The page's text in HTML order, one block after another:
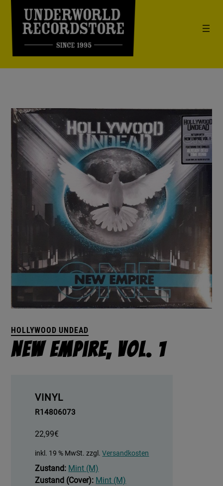
HOLLYWOOD UNDEAD
New Empire, Vol. 1
VINYL
R14806073
22,99€
inkl. 19 % MwSt. zzgl.Versandkosten
Zustand: Mint (M)
Zustand (Cover): Mint (M)